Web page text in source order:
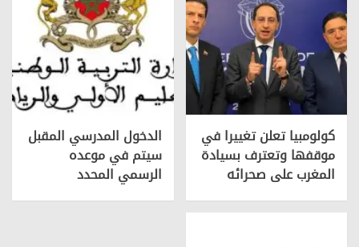
كولومبيا تعلن تغييرا في
موقفها وتعترف بسيادة
المغرب على صحرائه
الدخول المدرسي المقبل
سیتم في موعده
الرسمي المحدد